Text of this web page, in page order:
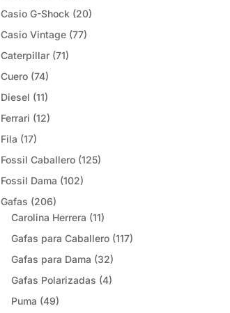
Casio G-Shock (20)
Casio Vintage (77)
Caterpillar (71)
Cuero (74)
Diesel (11)
Ferrari (12)
Fila (17)
Fossil Caballero (125)
Fossil Dama (102)
Gafas (206)
Carolina Herrera (11)
Gafas para Caballero (117)
Gafas para Dama (32)
Gafas Polarizadas (4)
Puma (49)